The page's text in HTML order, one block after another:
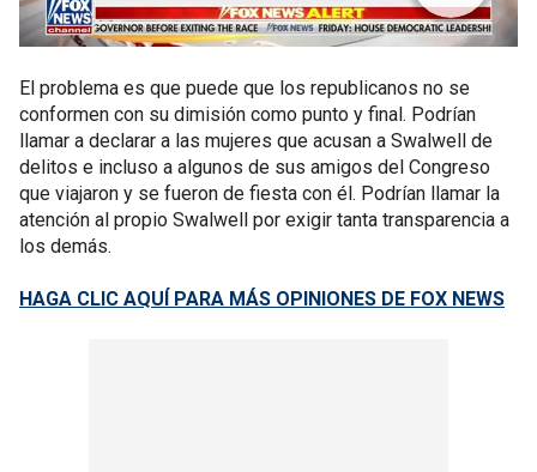
El problema es que puede que los republicanos no se
conformen con su dimisión como punto y final. Podrían
llamar a declarar a las mujeres que acusan a Swalwell de
delitos e incluso a algunos de sus amigos del Congreso
que viajaron y se fueron de fiesta con él. Podrían llamar la
atención al propio Swalwell por exigir tanta transparencia a
los demás.
HAGA CLIC AQUÍ PARA MÁS OPINIONES DE FOX NEWS